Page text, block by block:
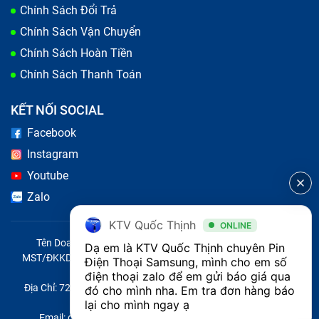
Điện thoại tắt nguồn đột ngột là dấu hiệu cần thay pin
Cách phân biệt pin điện thoại Samsung
F42 5G chính hãng với các loại pin
khác
Việc phân biệt pin điện thoại Samsung Galaxy F42 5G
chính hãng và các loại pin khác là quan trọng để đảm
Chính Sách Đổi Trả
Chính Sách Vận Chuyển
Chính Sách Hoàn Tiền
Chính Sách Thanh Toán
KẾT NỐI SOCIAL
Facebook
Instagram
Youtube
Zalo
Tên Doanh Nghiệp: CÔNG TY TNHH CITY ONE VIỆT NAM
MST/ĐKKD/QĐTL: 0316569346 do sở KHĐT TP.HCM cấp ngày
14/04/2023
Địa Chỉ: 721 Trường Chinh, Phường Tây Thạnh, Quận Tân Phú,
Thành phố Hồ Chí Minh, Việt Nam
KTV Quốc Thịnh ONLINE
Dạ em là KTV Quốc Thịnh chuyên Pin
Điện Thoại Samsung, mình cho em số
điện thoại zalo để em gửi báo giá qua
đó cho mình nha. Em tra đơn hàng báo
lại cho mình ngay ạ